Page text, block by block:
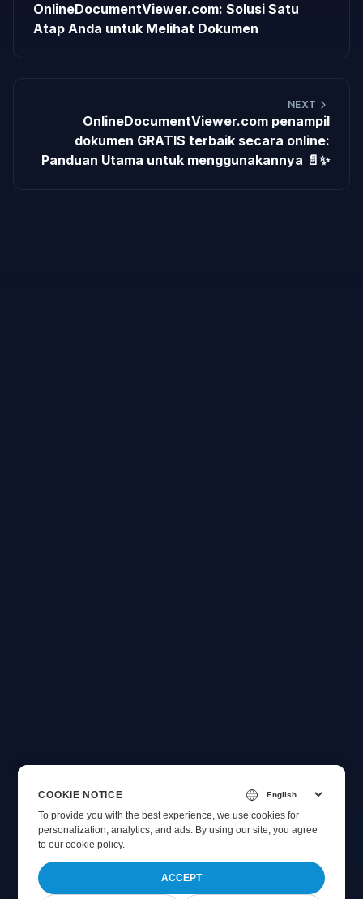
OnlineDocumentViewer.com: Solusi Satu
Atap Anda untuk Melihat Dokumen
NEXT
OnlineDocumentViewer.com penampil
dokumen GRATIS terbaik secara online:
Panduan Utama untuk menggunakannya 📄✨
COOKIE NOTICE
To provide you with the best experience, we use cookies for
personalization, analytics, and ads. By using our site, you agree
toour cookie policy.
ACCEPT